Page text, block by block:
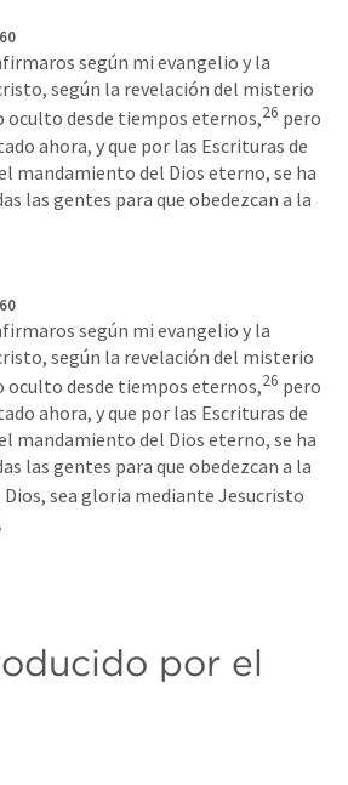
según mi evangelio y la
según la revelación del misterio
oculto desde tiempos eternos,26 pero
ahora, y que por las Escrituras de
mandamiento del Dios eterno, se ha
las gentes para que obedezcan a la
según mi evangelio y la
según la revelación del misterio
oculto desde tiempos eternos,26 pero
ahora, y que por las Escrituras de
mandamiento del Dios eterno, se ha
las gentes para que obedezcan a la
Dios, sea gloria mediante Jesucristo
por el